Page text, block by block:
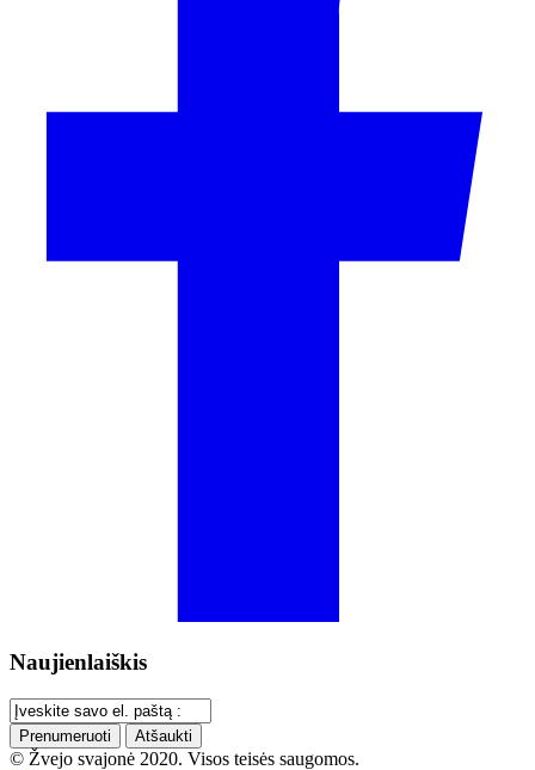
Naujienlaiškis
Prenumeruoti Atšaukti
© Žvejo svajonė 2020. Visos teisės saugomos.